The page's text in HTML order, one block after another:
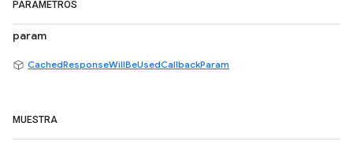
PARÁMETROS
param
CachedResponseWillBeUsedCallbackParam
MUESTRA